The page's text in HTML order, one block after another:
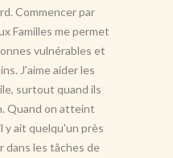
Commencer par
Familles me permet
vulnérables et
J'aime aider les
surtout quand ils
Quand on atteint
y ait quelqu'un près
dans les tâches de